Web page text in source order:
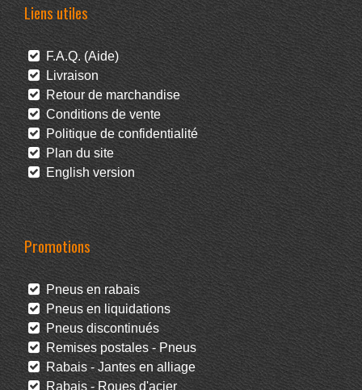
Liens utiles
F.A.Q. (Aide)
Livraison
Retour de marchandise
Conditions de vente
Politique de confidentialité
Plan du site
English version
Promotions
Pneus en rabais
Pneus en liquidations
Pneus discontinués
Remises postales - Pneus
Rabais - Jantes en alliage
Rabais - Roues d'acier